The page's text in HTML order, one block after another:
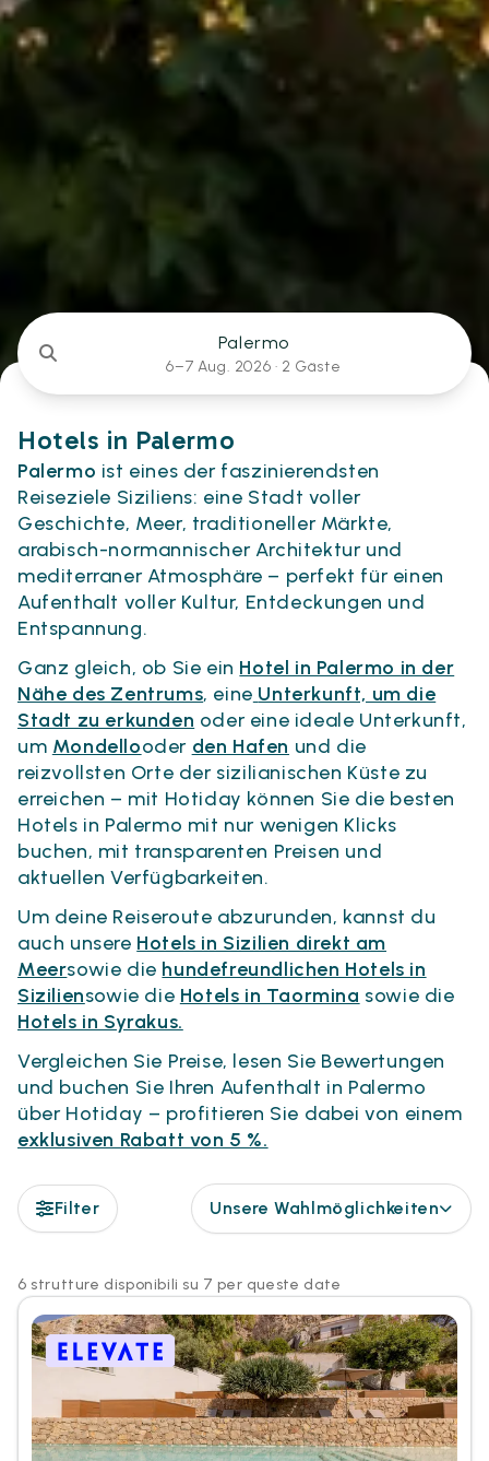
Palermo
6–7 Aug. 2026 · 2 Gäste
Hotels in Palermo
Palermo ist eines der faszinierendsten
Reiseziele Siziliens: eine Stadt voller
Geschichte, Meer, traditioneller Märkte,
arabisch-normannischer Architektur und
mediterraner Atmosphäre – perfekt für einen
Aufenthalt voller Kultur, Entdeckungen und
Entspannung.
Ganz gleich, ob Sie ein Hotel in Palermo in der
Nähe des Zentrums, eine Unterkunft, um die
Stadt zu erkunden oder eine ideale Unterkunft,
um Mondellooder den Hafen und die
reizvollsten Orte der sizilianischen Küste zu
erreichen – mit Hotiday können Sie die besten
Hotels in Palermo mit nur wenigen Klicks
buchen, mit transparenten Preisen und
aktuellen Verfügbarkeiten.
Um deine Reiseroute abzurunden, kannst du
auch unsere Hotels in Sizilien direkt am
Meersowie die hundefreundlichen Hotels in
Siziliensowie die Hotels in Taormina sowie die
Hotels in Syrakus.
Vergleichen Sie Preise, lesen Sie Bewertungen
und buchen Sie Ihren Aufenthalt in Palermo
über Hotiday – profitieren Sie dabei von einem
exklusiven Rabatt von 5 %.
Filter Unsere Wahlmöglichkeiten
6 strutture disponibili su 7 per queste date